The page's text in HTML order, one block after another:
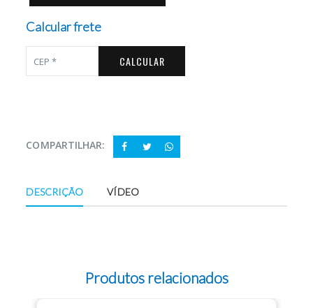
Calcular frete
CALCULAR
COMPARTILHAR:
DESCRIÇÃO VÍDEO
Produtos relacionados